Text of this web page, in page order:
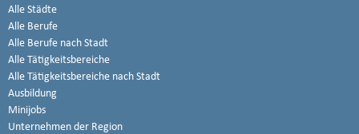
Alle Städte
Alle Berufe
Alle Berufe nach Stadt
Alle Tätigkeitsbereiche
Alle Tätigkeitsbereiche nach Stadt
Ausbildung
Minijobs
Unternehmen der Region